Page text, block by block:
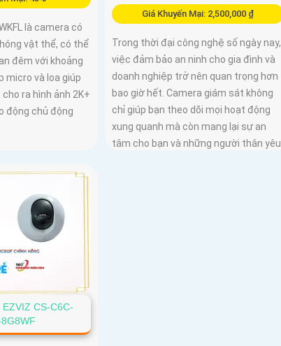
là camera có
vật thể, có thể
đêm với khoảng
micro và loa giúp
ra hình ảnh 2K+
động chủ động
Giá Khuyến Mại: 2,500,000 ₫
Trong thời đại công nghệ số ngày nay,
việc đảm bảo an ninh cho gia đình và
doanh nghiệp trở nên quan trọng hơn
bao giờ hết. Camera giám sát không
chỉ giúp bạn theo dõi mọi hoạt động
xung quanh mà còn mang lại sự an
tâm cho bạn và những người thân yêu
CS-C6C-